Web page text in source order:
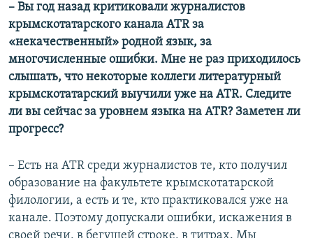
– Вы год назад критиковали журналистов
крымскотатарского канала АТR за
«некачественный» родной язык, за
многочисленные ошибки. Мне не раз приходилось
слышать, что некоторые коллеги литературный
крымскотатарский выучили уже на АТR. Следите
ли вы сейчас за уровнем языка на АТR? Заметен ли
прогресс?
– Есть на ATR среди журналистов те, кто получил
образование на факультете крымскотатарской
филологии, а есть и те, кто практиковался уже на
канале. Поэтому допускали ошибки, искажения в